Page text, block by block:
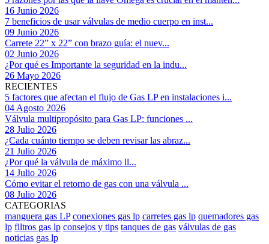
16 Junio 2026
7 beneficios de usar válvulas de medio cuerpo en inst...
09 Junio 2026
Carrete 22” x 22” con brazo guía: el nuev...
02 Junio 2026
¿Por qué es Importante la seguridad en la indu...
26 Mayo 2026
RECIENTES
5 factores que afectan el flujo de Gas LP en instalaciones i...
04 Agosto 2026
Válvula multipropósito para Gas LP: funciones ...
28 Julio 2026
¿Cada cuánto tiempo se deben revisar las abraz...
21 Julio 2026
¿Por qué la válvula de máximo ll...
14 Julio 2026
Cómo evitar el retorno de gas con una válvula ...
08 Julio 2026
CATEGORIAS
manguera gas LP conexiones gas lp carretes gas lp quemadores gas
lp filtros gas lp consejos y tips tanques de gas válvulas de gas
noticias gas lp